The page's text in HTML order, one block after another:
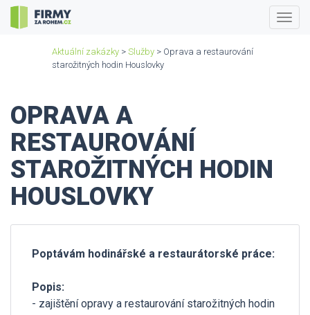
Aktuální zakázky > Služby > Oprava a restaurování
starožitných hodin Houslovky
OPRAVA A
RESTAUROVÁNÍ
STAROŽITNÝCH HODIN
HOUSLOVKY
Poptávám hodinářské a restaurátorské práce:
Popis:
- zajištění opravy a restaurování starožitných hodin